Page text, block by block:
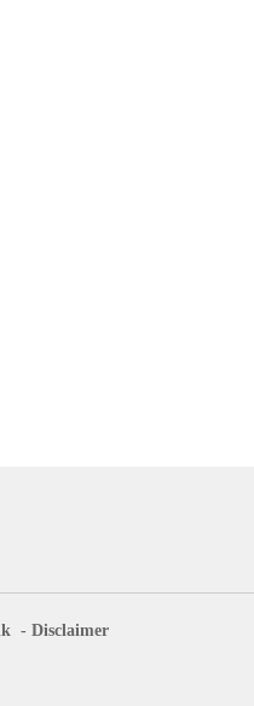
Disclaimer